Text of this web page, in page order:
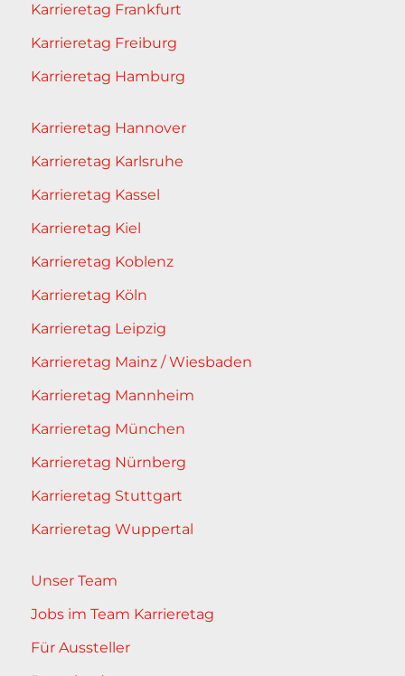
Karrieretag Frankfurt
Karrieretag Freiburg
Karrieretag Hamburg
Karrieretag Hannover
Karrieretag Karlsruhe
Karrieretag Kassel
Karrieretag Kiel
Karrieretag Koblenz
Karrieretag Köln
Karrieretag Leipzig
Karrieretag Mainz / Wiesbaden
Karrieretag Mannheim
Karrieretag München
Karrieretag Nürnberg
Karrieretag Stuttgart
Karrieretag Wuppertal
Unser Team
Jobs im Team Karrieretag
Für Aussteller